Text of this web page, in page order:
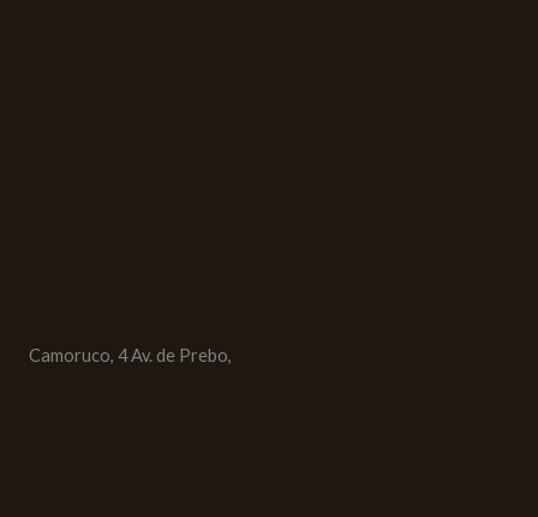
Camoruco, 4 Av. de Prebo,